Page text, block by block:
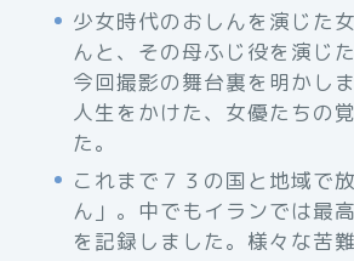
少女時代のおしんを演じた
んと、その母ふじ役を演じ
今回撮影の舞台裏を明かし
人生をかけた、女優たちの
た。
これまで７３の国と地域で
ん」。中でもイランでは最
を記録しました。様々な苦